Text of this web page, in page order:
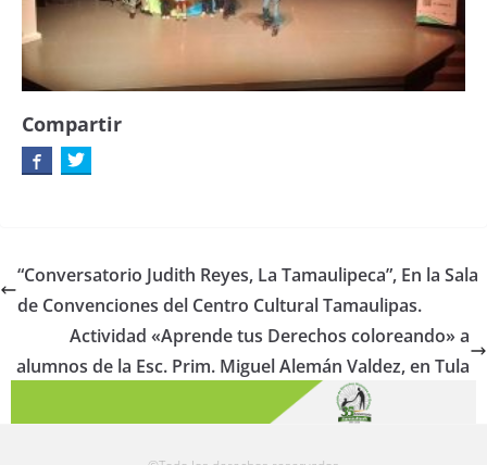
Compartir
“Conversatorio Judith Reyes, La Tamaulipeca”, En la Sala
de Convenciones del Centro Cultural Tamaulipas.
Actividad «Aprende tus Derechos coloreando» a
alumnos de la Esc. Prim. Miguel Alemán Valdez, en Tula